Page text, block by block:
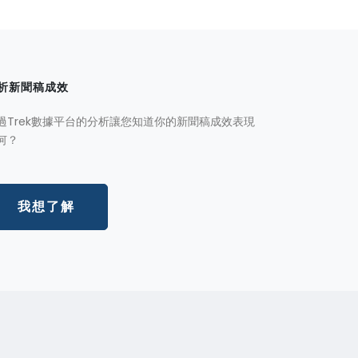
新聞稿成效
Trek數據平台的分析讓您知道你的新聞稿成效表現
？
我想了解